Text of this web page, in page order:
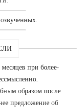
при более-
образом после
предложение об